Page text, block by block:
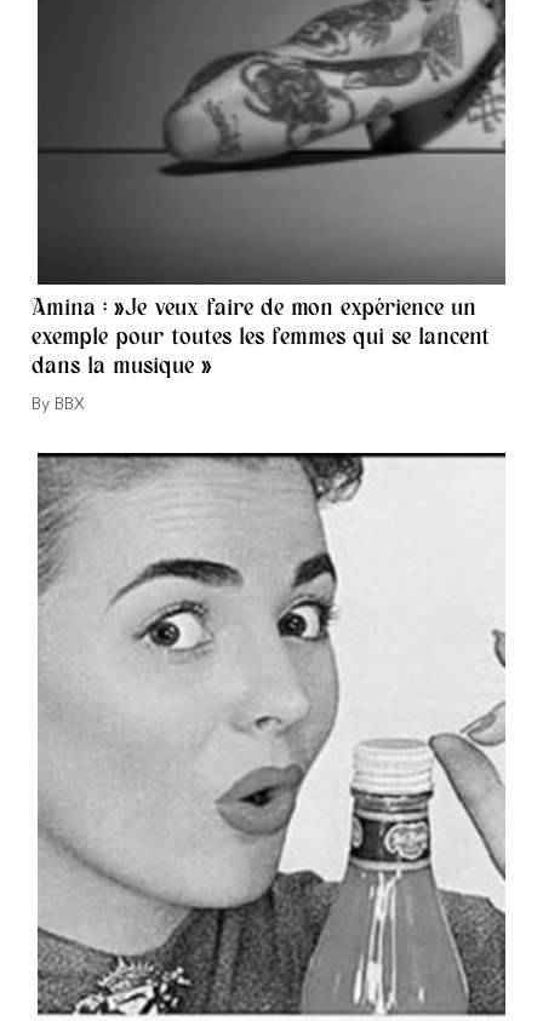
Amina : »Je veux faire de mon expérience un
exemple pour toutes les femmes qui se lancent
dans la musique »
Auteur/autrice
la
publication :
BBX